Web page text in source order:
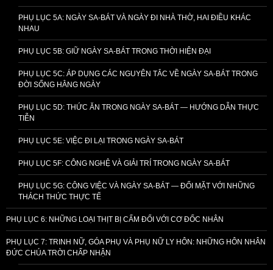
PHỤ LỤC 5A: NGÀY SA-BÁT VÀ NGÀY ĐI NHÀ THỜ, HAI ĐIỀU KHÁC
NHAU
PHỤ LỤC 5B: GIỮ NGÀY SA-BÁT TRONG THỜI HIỆN ĐẠI
PHỤ LỤC 5C: ÁP DỤNG CÁC NGUYÊN TẮC VỀ NGÀY SA-BÁT TRONG
ĐỜI SỐNG HẰNG NGÀY
PHỤ LỤC 5D: THỨC ĂN TRONG NGÀY SA-BÁT — HƯỚNG DẪN THỰC
TIỄN
PHỤ LỤC 5E: VIỆC ĐI LẠI TRONG NGÀY SA-BÁT
PHỤ LỤC 5F: CÔNG NGHỆ VÀ GIẢI TRÍ TRONG NGÀY SA-BÁT
PHỤ LỤC 5G: CÔNG VIỆC VÀ NGÀY SA-BÁT — ĐỐI MẶT VỚI NHỮNG
THÁCH THỨC THỰC TẾ
PHỤ LỤC 6: NHỮNG LOẠI THỊT BỊ CẤM ĐỐI VỚI CƠ ĐỐC NHÂN
PHỤ LỤC 7: TRINH NỮ, GÓA PHỤ VÀ PHỤ NỮ LY HÔN: NHỮNG HÔN NHÂN
ĐỨC CHÚA TRỜI CHẤP NHẬN